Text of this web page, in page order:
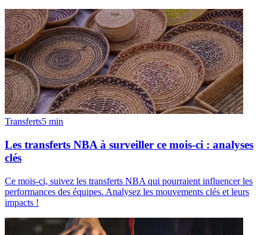
Transferts5 min
Les transferts NBA à surveiller ce mois-ci : analyses
clés
Ce mois-ci, suivez les transferts NBA qui pourraient influencer les
performances des équipes. Analysez les mouvements clés et leurs
impacts !